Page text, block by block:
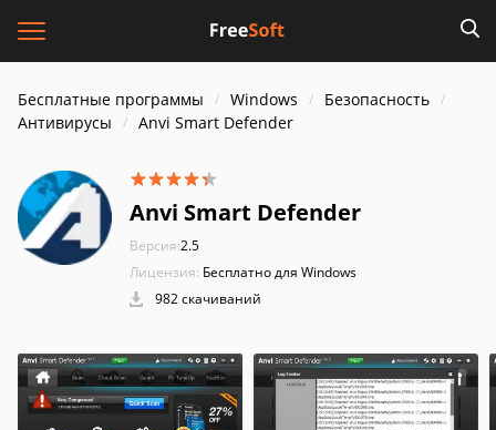
Бесплатные программы Windows
Безопасность
Антивирусы
Anvi Smart Defender
Anvi Smart Defender
Версия:2.5
Лицензия: Бесплатно для Windows
982 скачиваний